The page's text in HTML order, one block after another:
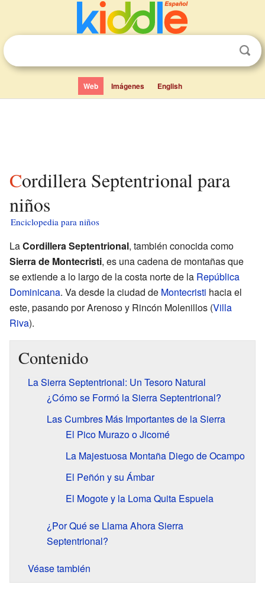
Web Imágenes English
Cordillera Septentrional para
niños
Enciclopedia para niños
LaCordillera Septentrional, también conocida como
Sierra de Montecristi, es una cadena de montañas que
se extiende a lo largo de la costa norte de la República
Dominicana. Va desde la ciudad de Montecristi hacia el
este, pasando por Arenoso y Rincón Molenillos (Villa
Riva).
Contenido
La Sierra Septentrional: Un Tesoro Natural
¿Cómo se Formó la Sierra Septentrional?
Las Cumbres Más Importantes de la Sierra
El Pico Murazo o Jicomé
La Majestuosa Montaña Diego de Ocampo
El Peñón y su Ámbar
El Mogote y la Loma Quita Espuela
¿Por Qué se Llama Ahora Sierra
Septentrional?
Véase también